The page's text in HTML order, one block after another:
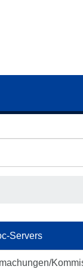
Servers